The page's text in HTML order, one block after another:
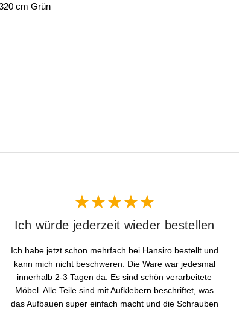
cm Grün
Ich würde jederzeit wieder bestellen
Ich habe jetzt schon mehrfach bei Hansiro bestellt und
kann mich nicht beschweren. Die Ware war jedesmal
innerhalb 2-3 Tagen da. Es sind schön verarbeitete
Möbel. Alle Teile sind mit Aufklebern beschriftet, was
das Aufbauen super einfach macht und die Schrauben